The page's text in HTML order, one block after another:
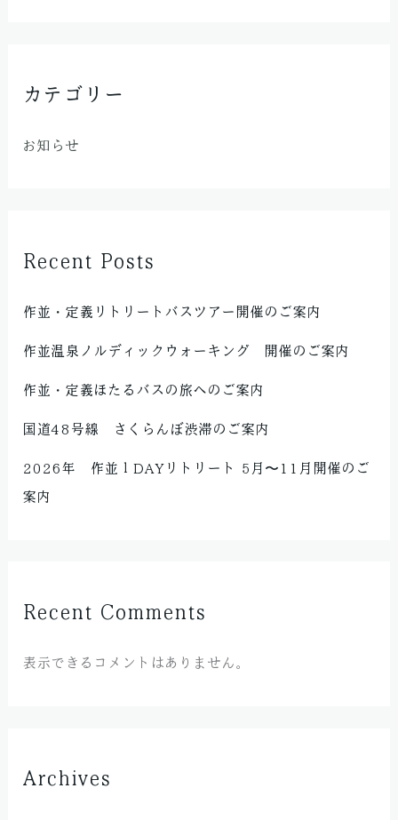
カテゴリー
お知らせ
Recent Posts
作並・定義リトリートバスツアー開催のご案内
作並温泉ノルディックウォーキング 開催のご案内
作並・定義ほたるバスの旅へのご案内
国道48号線 さくらんぼ渋滞のご案内
2026年 作並１DAYリトリート 5月〜11月開催のご
案内
Recent Comments
表示できるコメントはありません。
Archives